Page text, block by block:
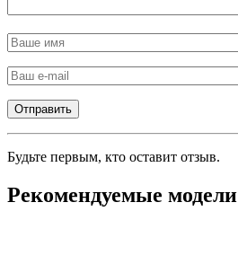
Будьте первым, кто оставит отзыв.
Рекомендуемые модели